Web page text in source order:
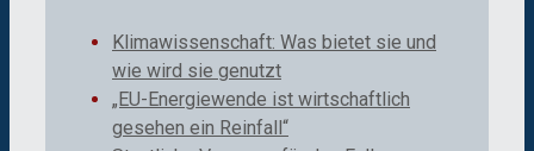
Klimawissenschaft: Was bietet sie und
wie wird sie genutzt
„EU-Energiewende ist wirtschaftlich
gesehen ein Reinfall“